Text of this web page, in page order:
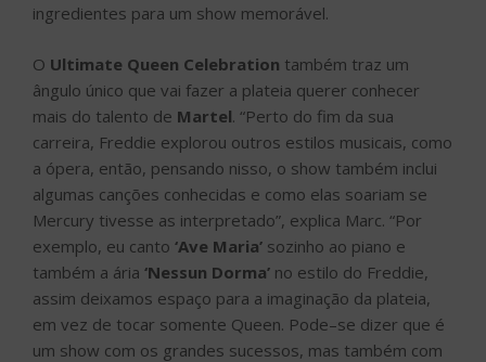
ingredientes para um show memorável.
O Ultimate Queen Celebration também traz um
ângulo único que vai fazer a plateia querer conhecer
mais do talento de Martel. “Perto do fim da sua
carreira, Freddie explorou outros estilos musicais, como
a ópera, então, pensando nisso, o show também inclui
algumas canções conhecidas e como elas soariam se
Mercury tivesse as interpretado”, explica Marc. “Por
exemplo, eu canto ‘Ave Maria’ sozinho ao piano e
também a ária ‘Nessun Dorma’ no estilo do Freddie,
assim deixamos espaço para a imaginação da plateia,
em vez de tocar somente Queen. Pode–se dizer que é
um show com os grandes sucessos, mas também com